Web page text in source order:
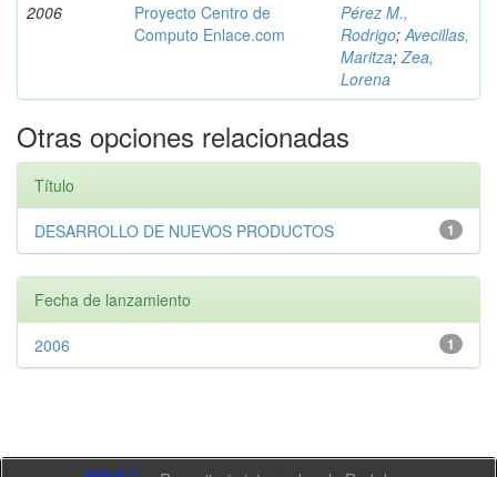
2006
Proyecto Centro de
Computo Enlace.com
Pérez M.,
Rodrigo;Avecillas,
Maritza;Zea,
Lorena
Otras opciones relacionadas
Título
1
DESARROLLO DE NUEVOS PRODUCTOS
Fecha de lanzamiento
1
2006